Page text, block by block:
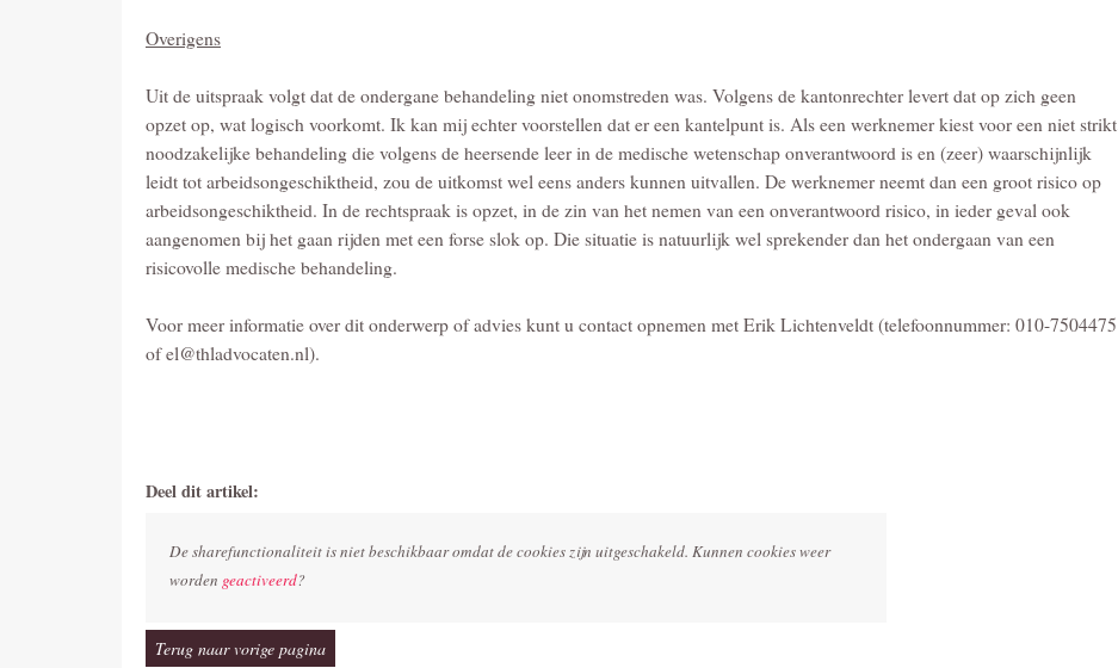
Overigens
Uit de uitspraak volgt dat de ondergane behandeling niet onomstreden was. Volgens de kantonrechter levert dat op zich geen
opzet op, wat logisch voorkomt. Ik kan mij echter voorstellen dat er een kantelpunt is. Als een werknemer kiest voor een niet strikt
noodzakelijke behandeling die volgens de heersende leer in de medische wetenschap onverantwoord is en (zeer) waarschijnlijk
leidt tot arbeidsongeschiktheid, zou de uitkomst wel eens anders kunnen uitvallen. De werknemer neemt dan een groot risico op
arbeidsongeschiktheid. In de rechtspraak is opzet, in de zin van het nemen van een onverantwoord risico, in ieder geval ook
aangenomen bij het gaan rijden met een forse slok op. Die situatie is natuurlijk wel sprekender dan het ondergaan van een
risicovolle medische behandeling.
Voor meer informatie over dit onderwerp of advies kunt u contact opnemen met Erik Lichtenveldt (telefoonnummer: 010-7504475
of el@thladvocaten.nl).
Deel dit artikel:
De sharefunctionaliteit is niet beschikbaar omdat de cookies zijn uitgeschakeld. Kunnen cookies weer
worden geactiveerd?
Terug naar vorige pagina